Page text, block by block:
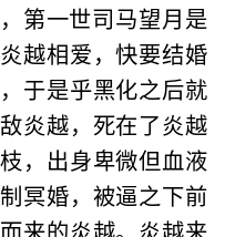
第一世司马望月是
越相爱，快要结婚
于是乎黑化之后就
炎越，死在了炎越
，出身卑微但血液
冥婚，被逼之下前